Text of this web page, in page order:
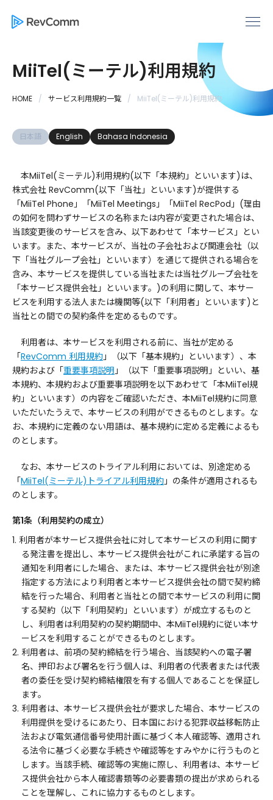
MiiTel(ミーテル)利用規約
HOME サービス利用規約一覧 MiiTel(ミーテル)利用規約
日本語 English Bahasa Indonesia
本MiiTel(ミーテル)利用規約(以下「本規約」といいます)は、
株式会社 RevComm(以下「当社」といいます)が提供する
「MiiTel Phone」「MiiTel Meetings」「MiiTel RecPod」(理由
の如何を問わずサービスの名称または内容が変更された場合は、
当該変更後のサービスを含み、以下あわせて「本サービス」とい
います。また、本サービスが、当社の子会社および関連会社（以
下「当社グループ会社」といいます）を通じて提供される場合を
含み、本サービスを提供している当社または当社グループ会社を
「本サービス提供会社」といいます。)の利用に関して、本サー
ビスを利用する法人または機関等(以下「利用者」といいます)と
当社との間での契約条件を定めるものです。
利用者は、本サービスを利用される前に、当社が定める
「RevComm 利用規約」（以下「基本規約」といいます）、本
規約および「重要事項説明」（以下「重要事項説明」といい、基
本規約、本規約および重要事項説明を以下あわせて「本MiiTel規
約」といいます）の内容をご確認いただき、本MiiTel規約に同意
いただいたうえで、本サービスの利用ができるものとします。な
お、本規約に定義のない用語は、基本規約に定める定義によるも
のとします。
なお、本サービスのトライアル利用においては、別途定める
「MiiTel(ミーテル)トライアル利用規約」の条件が適用されるも
のとします。
第1条（利用契約の成立）
1. 利用者が本サービス提供会社に対して本サービスの利用に関す
る発注書を提出し、本サービス提供会社がこれに承諾する旨の
通知を利用者にした場合、または、本サービス提供会社が別途
指定する方法により利用者と本サービス提供会社の間で契約締
結を行った場合、利用者と当社との間で本サービスの利用に関
する契約（以下「利用契約」といいます）が成立するものと
し、利用者は利用契約の契約期間中、本MiiTel規約に従い本サ
ービスを利用することができるものとします。
2. 利用者は、前項の契約締結を行う場合、当該契約への電子署
名、押印および署名を行う個人は、利用者の代表者または代表
者の委任を受け契約締結権限を有する個人であることを保証し
ます。
3. 利用者は、本サービス提供会社が要求した場合、本サービスの
利用提供を受けるにあたり、日本国における犯罪収益移転防止
法および電気通信番号使用計画に基づく本人確認等、適用され
る法令に基づく必要な手続きや確認等をすみやかに行うものと
します。当該手続、確認等の実施に際し、利用者は、本サービ
ス提供会社から本人確認書類等の必要書類の提出が求められる
ことを理解し、これに協力するものとします。